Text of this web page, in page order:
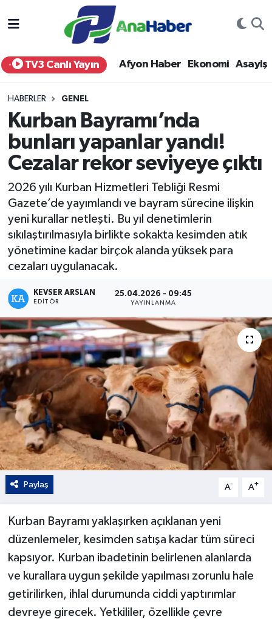
TV3 Canlı Yayın Afyon Haber Ekonomi Asayiş
HABERLER GENEL
Kurban Bayramı’nda
bunları yapanlar yandı!
Cezalar rekor seviyeye çıktı
2026 yılı Kurban Hizmetleri Tebliği Resmi
Gazete’de yayımlandı ve bayram sürecine ilişkin
yeni kurallar netleşti. Bu yıl denetimlerin
sıkılaştırılmasıyla birlikte sokakta kesimden atık
yönetimine kadar birçok alanda yüksek para
cezaları uygulanacak.
KEVSER ARSLAN
EDITÖR
25.04.2026 - 09:45
YAYINLANMA
Paylaş A- A+
Kurban Bayramı yaklaşırken açıklanan yeni
düzenlemeler, kesimden satışa kadar tüm süreci
kapsıyor. Kurban ibadetinin belirlenen alanlarda
ve kurallara uygun şekilde yapılması zorunlu hale
getirilirken, ihlal durumunda ciddi yaptırımlar
devreye girecek. Yetkililer, özellikle çevre
Yurt Haber
Afyon Haber
Siyaset
Spor
Eğitim
Sağlık
Teknoloji
Kültür - Sanat
Yaşam
Afyonkarahisar Nöbetçi Eczaneler
Afyonkarahisar Hava Durumu
Afyonkarahisar Trafik Yoğunluk Haritası
Süper Lig Puan Durumu ve Fikstür
Tüm Manşetler
Son Dakika Haberleri
Haber Arşivi